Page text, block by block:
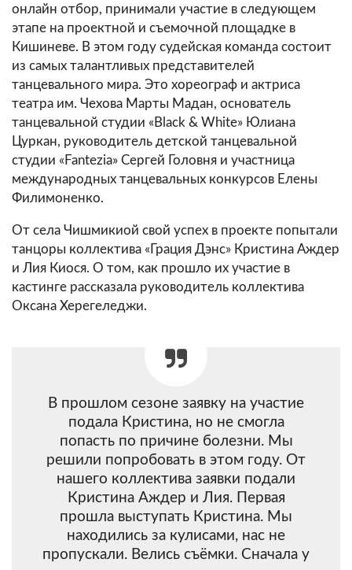
онлайн отбор, принимали участие в следующем
этапе на проектной и съемочной площадке в
Кишиневе. В этом году судейская команда состоит
из самых талантливых представителей
танцевального мира. Это хореограф и актриса
театра им. Чехова Марты Мадан, основатель
танцевальной студии «Black & White» Юлиана
Цуркан, руководитель детской танцевальной
студии «Fantezia» Сергей Головня и участница
международных танцевальных конкурсов Елены
Филимоненко.
От села Чишмикиой свой успех в проекте попытали
танцоры коллектива «Грация Дэнс» Кристина Аждер
и Лия Киося. О том, как прошло их участие в
кастинге рассказала руководитель коллектива
Оксана Херегеледжи.
В прошлом сезоне заявку на участие
подала Кристина, но не смогла
попасть по причине болезни. Мы
решили попробовать в этом году. От
нашего коллектива заявки подали
Кристина Аждер и Лия. Первая
прошла выступать Кристина. Мы
находились за кулисами, нас не
пропускали. Велись съёмки. Сначала у